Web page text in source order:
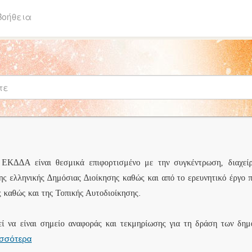
είναι θεσμικά επιφορτισμένο με την συγκέντρωση,
ελληνικής Δημόσιας Διοίκησης καθώς και από το ερευνητικό
και της Τοπικής Αυτοδιοίκησης.
να είναι σημείο αναφοράς και τεκμηρίωσης για τη δράση των